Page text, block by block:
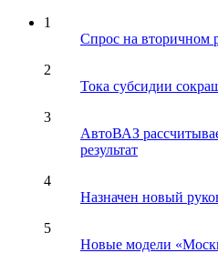
1
Спрос на вторичном
2
Тока субсидии
3
АвтоВАЗ
результат
4
Назначен новый
5
Новые модели